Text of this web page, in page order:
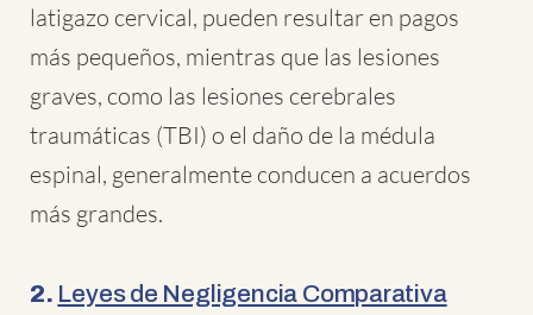
latigazo cervical, pueden resultar en pagos
más pequeños, mientras que las lesiones
graves, como las lesiones cerebrales
traumáticas (TBI) o el daño de la médula
espinal, generalmente conducen a acuerdos
más grandes.
2. Leyes de Negligencia Comparativa